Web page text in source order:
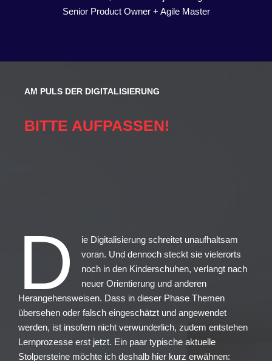
Senior Product Owner + Agile Master
AM PULS DER DIGITALISIERUNG
BITTE AUFPASSEN!
D
ie Digitalisierung schreitet unaufhaltsam
voran. Und dennoch steckt sie vielerorts
noch in den Kinderschuhen, verlangt nach
neuer Orientierung und anderen
Herangehensweisen. Dass in dieser Phase Themen
übersehen oder falsch eingeschätzt und angewendet
werden, ist insofern nicht verwunderlich, zudem entstehen
Lernprozesse erst jetzt. Ein paar typische aktuelle
Stolpersteine möchte ich deshalb hier kurz erwähnen: